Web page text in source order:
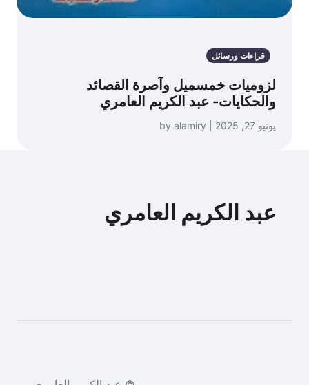
قراءات ورسائل
لزوميات خمسميل وآصرة القصائد
والحكايات- عبد الكريم العامري
يونيو 27, 2025 | by alamiry
عبد الكريم العامري